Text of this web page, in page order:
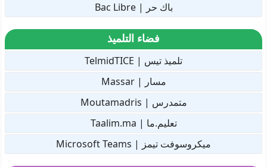
باك حر | Bac Libre
فضاء التلميذ
تلميذ تيس | TelmidTICE
مسار | Massar
متمدرس | Moutamadris
تعليم.ما | Taalim.ma
ميكروسوفت تيمز | Microsoft Teams